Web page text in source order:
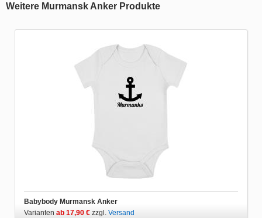
Weitere Murmansk Anker Produkte
Babybody Murmansk Anker
Varianten ab 17,90 € zzgl. Versand